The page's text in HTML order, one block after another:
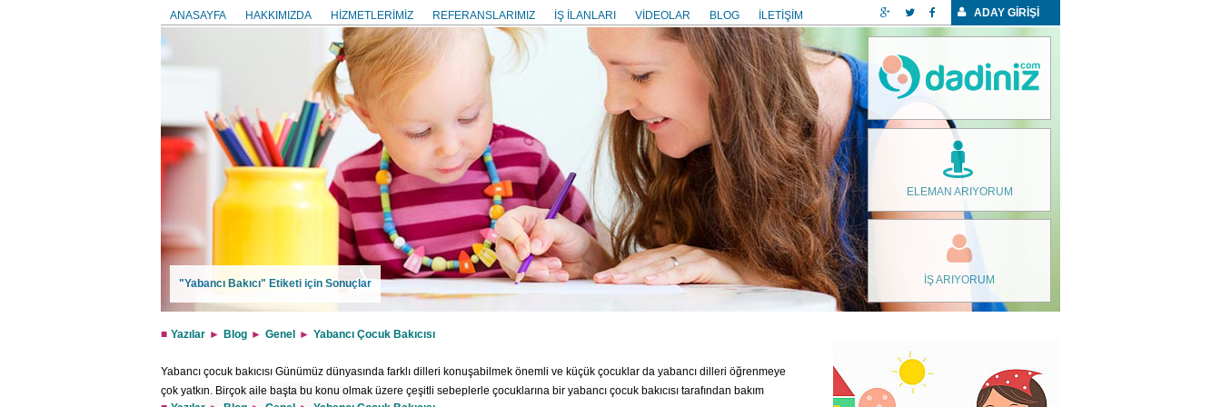
ADAY GİRİŞİ
ANASAYFA HAKKIMIZDA HİZMETLERİMİZ REFERANSLARIMIZ İŞ İLANLARI VİDEOLAR BLOG İLETİŞİM
ELEMAN ARIYORUM
İŞ ARIYORUM
"Yabancı Bakıcı" Etiketi için Sonuçlar
Yazılar Blog Genel Yabancı Çocuk Bakıcısı
Yabancı çocuk bakıcısı Günümüz dünyasında farklı dilleri konuşabilmek önemli ve küçük çocuklar da yabancı dilleri öğrenmeye
çok yatkın. Birçok aile başta bu konu olmak üzere çeşitli sebeplerle çocuklarına bir yabancı çocuk bakıcısı tarafından bakım